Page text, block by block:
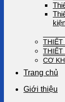
THIẾT
THIẾT
CƠ
Trang chủ
Giới thiệu